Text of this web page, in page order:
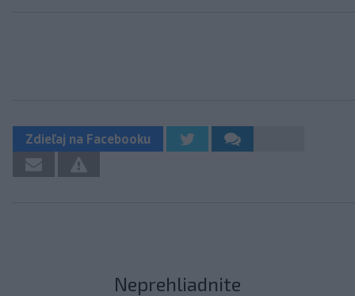
Zdieľaj na Facebooku
Neprehliadnite